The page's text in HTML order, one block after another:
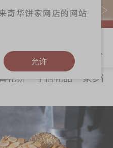
产品可赚易赏钱($5=1分)
更多
奇华工作坊
奇华茶室
礼饼 手信礼品
家乡饼
奇华饼家网店的网站
允许